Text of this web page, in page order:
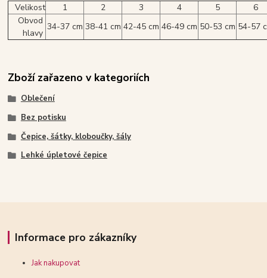
Velikost
1 2 3 4 5
6
Obvod
hlavy
34-37 cm 38-41 cm 42-45 cm 46-49 cm 50-53 cm 54-57
Zboží zařazeno v kategoriích
Oblečení
Bez potisku
Čepice, šátky, kloboučky, šály
Lehké úpletové čepice
Informace pro zákazníky
Jak nakupovat